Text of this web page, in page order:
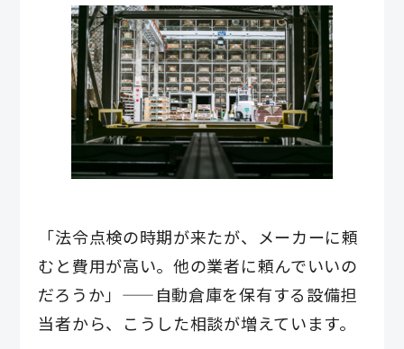
「法令点検の時期が来たが、メーカーに頼
むと費用が高い。他の業者に頼んでいいの
だろうか」——自動倉庫を保有する設備担
当者から、こうした相談が増えています。